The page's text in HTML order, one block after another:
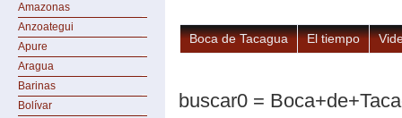
Amazonas
Anzoategui
Apure
Aragua
Barinas
Bolívar
Boca de Tacagua El tiempo
buscar0 =